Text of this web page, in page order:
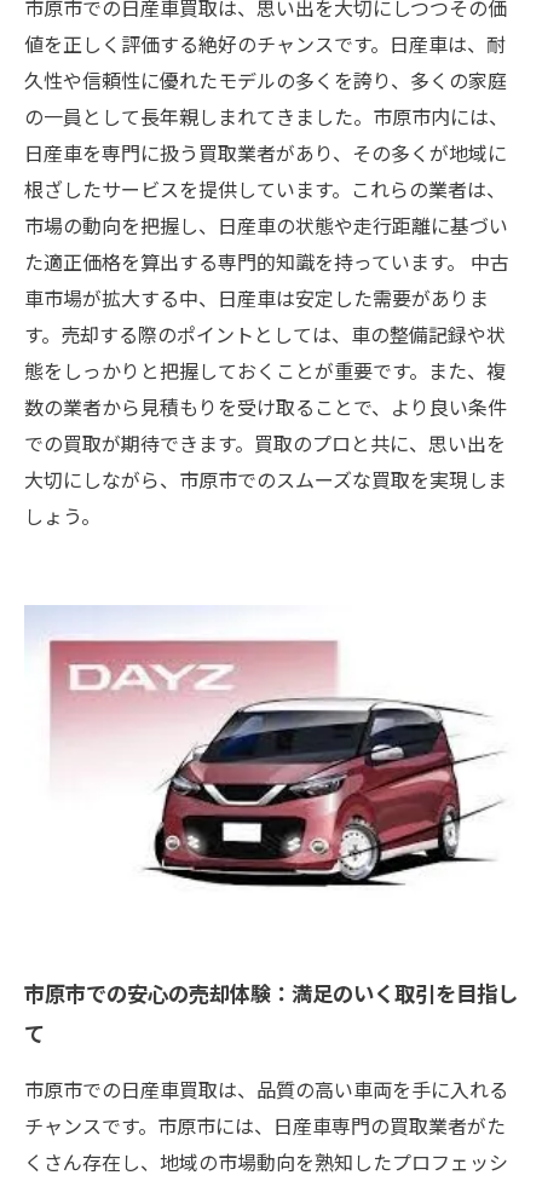
市原市での日産車買取は、思い出を大切にしつつその価
値を正しく評価する絶好のチャンスです。日産車は、耐
久性や信頼性に優れたモデルの多くを誇り、多くの家庭
の一員として長年親しまれてきました。市原市内には、
日産車を専門に扱う買取業者があり、その多くが地域に
根ざしたサービスを提供しています。これらの業者は、
市場の動向を把握し、日産車の状態や走行距離に基づい
た適正価格を算出する専門的知識を持っています。 中古
車市場が拡大する中、日産車は安定した需要がありま
す。売却する際のポイントとしては、車の整備記録や状
態をしっかりと把握しておくことが重要です。また、複
数の業者から見積もりを受け取ることで、より良い条件
での買取が期待できます。買取のプロと共に、思い出を
大切にしながら、市原市でのスムーズな買取を実現しま
しょう。
市原市での安心の売却体験：満足のいく取引を目指し
て
市原市での日産車買取は、品質の高い車両を手に入れる
チャンスです。市原市には、日産車専門の買取業者がた
くさん存在し、地域の市場動向を熟知したプロフェッシ